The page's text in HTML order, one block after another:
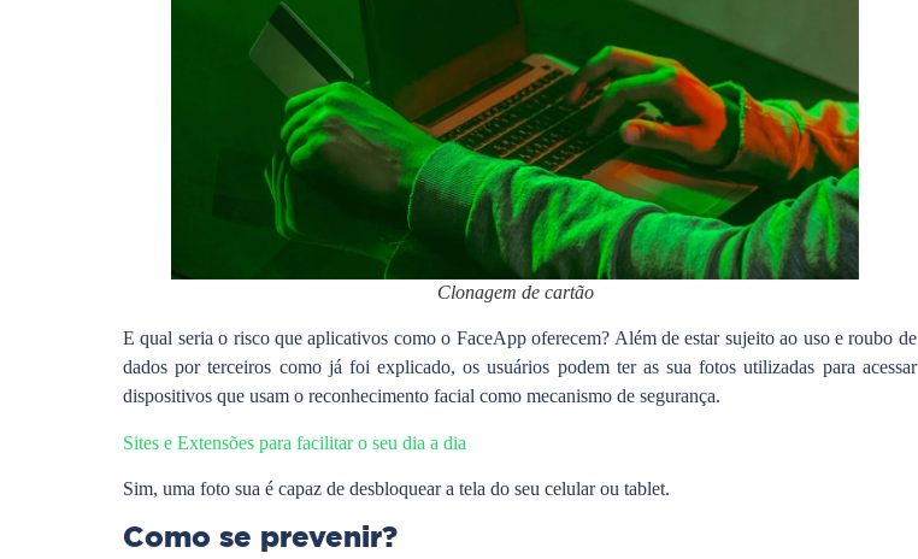
Clonagem de cartão
E qual seria o risco que aplicativos como o FaceApp oferecem? Além de estar sujeito ao uso e roubo de
dados por terceiros como já foi explicado, os usuários podem ter as sua fotos utilizadas para acessar
dispositivos que usam o reconhecimento facial como mecanismo de segurança.
Sites e Extensões para facilitar o seu dia a dia
Sim, uma foto sua é capaz de desbloquear a tela do seu celular ou tablet.
Como se prevenir?